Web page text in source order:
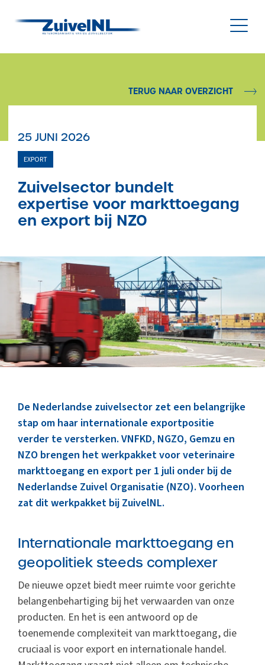
Duurzaamheid
Diergezondheid
Onderzoek & Innovatie
Marktinformatie
Thema’s & Over ZuivelNL
TERUG NAAR OVERZICHT
25 JUNI 2026
EXPORT
Zuivelsector bundelt
expertise voor markttoegang
en export bij NZO
De Nederlandse zuivelsector zet een belangrijke
stap om haar internationale exportpositie
verder te versterken. VNFKD, NGZO, Gemzu en
NZO brengen het werkpakket voor veterinaire
markttoegang en export per 1 juli onder bij de
Nederlandse Zuivel Organisatie (NZO). Voorheen
zat dit werkpakket bij ZuivelNL.
Internationale markttoegang en
geopolitiek steeds complexer
De nieuwe opzet biedt meer ruimte voor gerichte
belangenbehartiging bij het verwaarden van onze
producten. En het is een antwoord op de
toenemende complexiteit van markttoegang, die
cruciaal is voor export en internationale handel.